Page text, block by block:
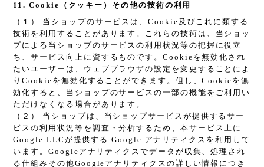
11. Cookie（クッキー）その他の技術の利用
（１） 当ショップのサービスは、Cookie及びこれに類する
技術を利用することがあります。これらの技術は、当ショッ
プによる当ショップのサービスの利用状況等の把握に役立
ち、サービス向上に資するものです。Cookieを無効化され
たいユーザーは、ウェブブラウザの設定を変更することによ
りCookieを無効化することができます。但し、Cookieを無
効化すると、当ショップのサービスの一部の機能をご利用い
ただけなくなる場合があります。
（２） 当ショップは、当ショップサービスが提供するサー
ビスの利用状況等を調査・分析するため、本サービス上に
Google LLCが提供する Google アナリティクスを利用して
います。Googleアナリティクスでデータが収集、処理され
る仕組みその他Googleアナリティクスの詳しい情報につき